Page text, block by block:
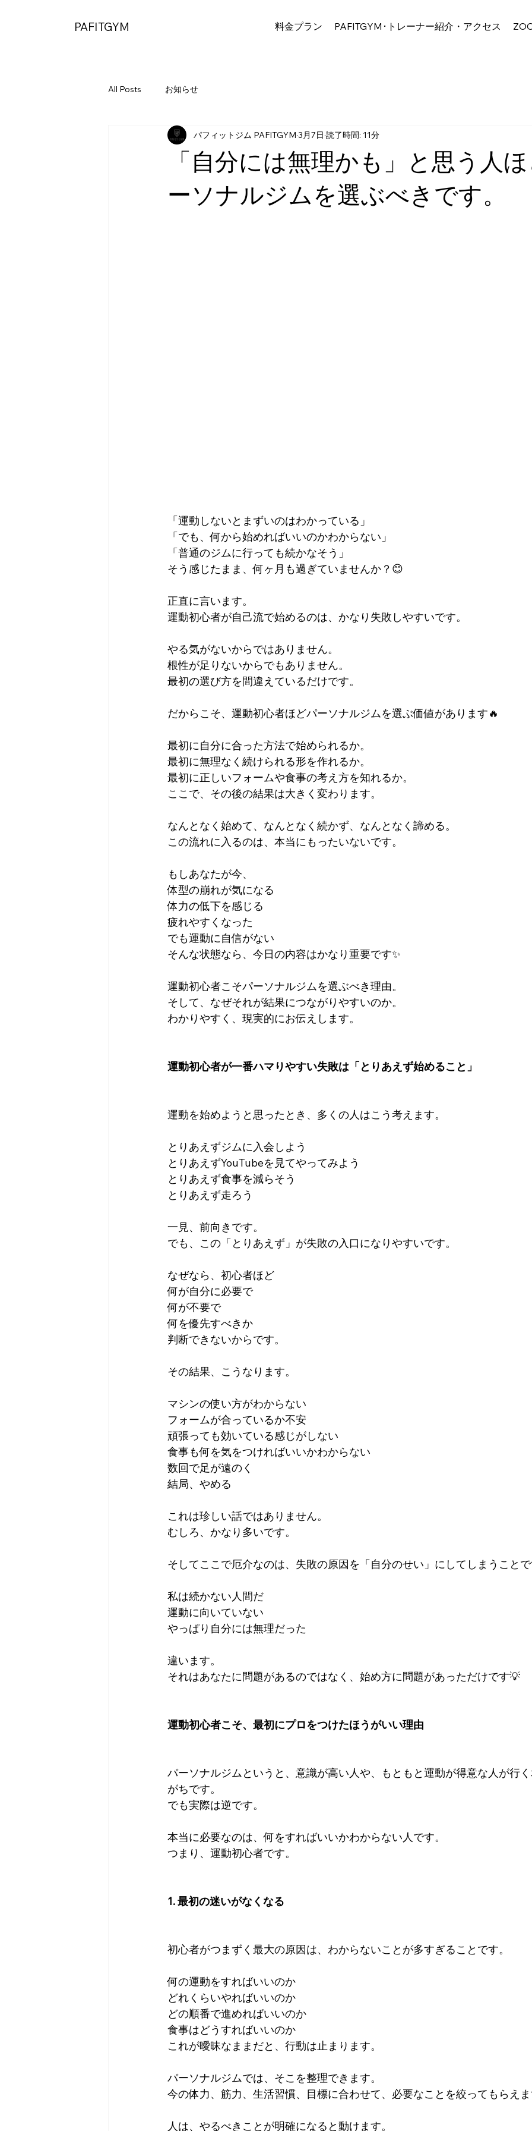
PAFITGYM 料金プラン PAFITGYM･トレーナー紹介・アクセス
All Posts お知らせ
「自分には無理かも」と思う人
ーソナルジムを選ぶべきです。
パフィットジム PAFITGYM 3月7日 読了時間: 11分
「運動しないとまずいのはわかっている」
「でも、何から始めればいいのかわからない」
「普通のジムに行っても続かなそう」
そう感じたまま、何ヶ月も過ぎていませんか？😊
正直に言います。
運動初心者が自己流で始めるのは、かなり失敗しやすいです。
やる気がないからではありません。
根性が足りないからでもありません。
最初の選び方を間違えているだけです。
だからこそ、運動初心者ほどパーソナルジムを選ぶ価値があります🔥
最初に自分に合った方法で始められるか。
最初に無理なく続けられる形を作れるか。
最初に正しいフォームや食事の考え方を知れるか。
ここで、その後の結果は大きく変わります。
なんとなく始めて、なんとなく続かず、なんとなく諦める。
この流れに入るのは、本当にもったいないです。
もしあなたが今、
体型の崩れが気になる
体力の低下を感じる
疲れやすくなった
でも運動に自信がない
そんな状態なら、今日の内容はかなり重要です✨
運動初心者こそパーソナルジムを選ぶべき理由。
そして、なぜそれが結果につながりやすいのか。
わかりやすく、現実的にお伝えします。
運動初心者が一番ハマりやすい失敗は「とりあえず始めること」
運動を始めようと思ったとき、多くの人はこう考えます。
とりあえずジムに入会しよう
とりあえずYouTubeを見てやってみよう
とりあえず食事を減らそう
とりあえず走ろう
一見、前向きです。
でも、この「とりあえず」が失敗の入口になりやすいです。
なぜなら、初心者ほど
何が自分に必要で
何が不要で
何を優先すべきか
判断できないからです。
その結果、こうなります。
マシンの使い方がわからない
フォームが合っているか不安
頑張っても効いている感じがしない
食事も何を気をつければいいかわからない
数回で足が遠のく
結局、やめる
これは珍しい話ではありません。
むしろ、かなり多いです。
そしてここで厄介なのは、失敗の原因を「自分のせい」にしてしまうこと
私は続かない人間だ
運動に向いていない
やっぱり自分には無理だった
違います。
それはあなたに問題があるのではなく、始め方に問題があっただけです💡
運動初心者こそ、最初にプロをつけたほうがいい理由
パーソナルジムというと、意識が高い人や、もともと運動が得意な人が行
がちです。
でも実際は逆です。
本当に必要なのは、何をすればいいかわからない人です。
つまり、運動初心者です。
1. 最初の迷いがなくなる
初心者がつまずく最大の原因は、わからないことが多すぎることです。
何の運動をすればいいのか
どれくらいやればいいのか
どの順番で進めればいいのか
食事はどうすればいいのか
これが曖昧なままだと、行動は止まります。
パーソナルジムでは、そこを整理できます。
今の体力、筋力、生活習慣、目標に合わせて、必要なことを絞ってもらえ
人は、やるべきことが明確になると動けます。